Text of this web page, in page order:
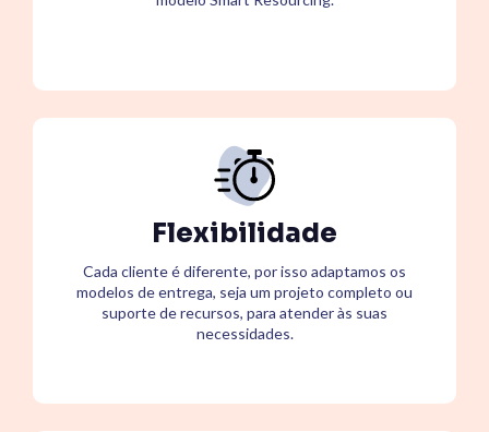
Flexibilidade
Cada cliente é diferente, por isso adaptamos os
modelos de entrega, seja um projeto completo ou
suporte de recursos, para atender às suas
necessidades.